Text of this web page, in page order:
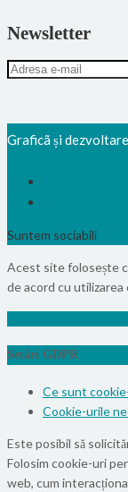
Newsletter
Graficã și
Suntem sociabili
Acest site folosește
de acord cu utilizarea
Setări GDPR
Ce sunt
Cookie-urile
Este posibil să
Folosim cookie-uri
web, cum